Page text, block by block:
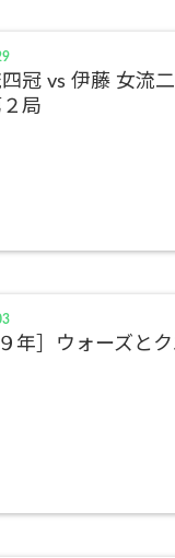
冠 vs 伊藤 女流
局
年］ウォーズと